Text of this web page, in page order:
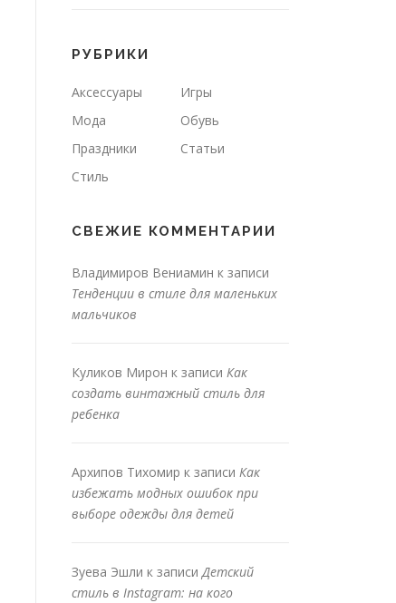
РУБРИКИ
Аксессуары
Игры
Мода
Обувь
Праздники
Статьи
Стиль
СВЕЖИЕ КОММЕНТАРИИ
Владимиров Вениамин к записи
Тенденции в стиле для маленьких
мальчиков
Куликов Мирон к записи Как
создать винтажный стиль для
ребенка
Архипов Тихомир к записи Как
избежать модных ошибок при
выборе одежды для детей
Зуева Эшли к записиДетский
стиль в Instagram: на кого